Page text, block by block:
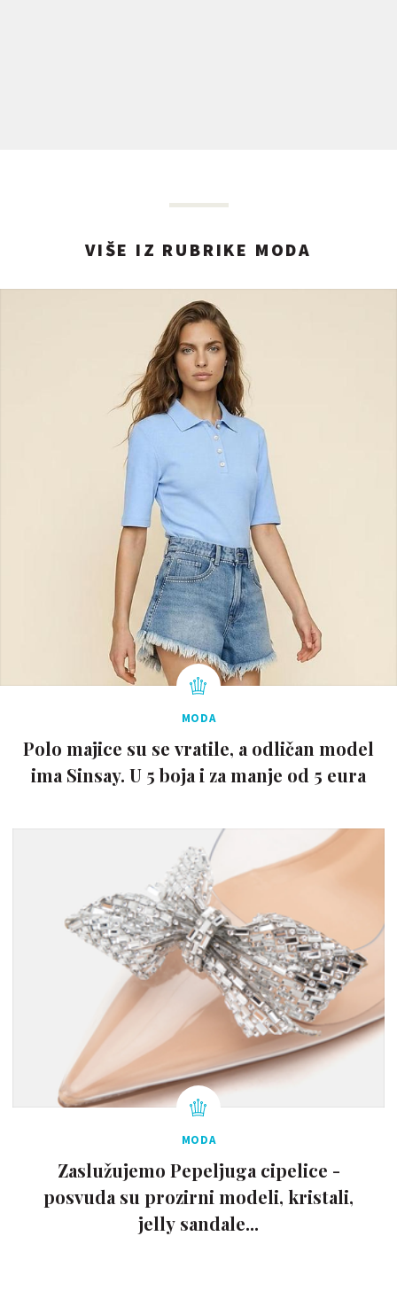
VIŠE IZ RUBRIKE MODA
MODA
Polo majice su se vratile, a odličan model
ima Sinsay. U 5 boja i za manje od 5 eura
MODA
Zaslužujemo Pepeljuga cipelice -
posvuda su prozirni modeli, kristali,
jelly sandale...